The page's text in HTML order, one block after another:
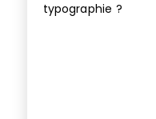
typographie ?